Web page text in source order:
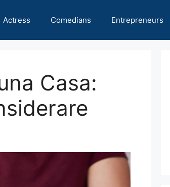
Actress Comedians Entrepreneurs
Casa: